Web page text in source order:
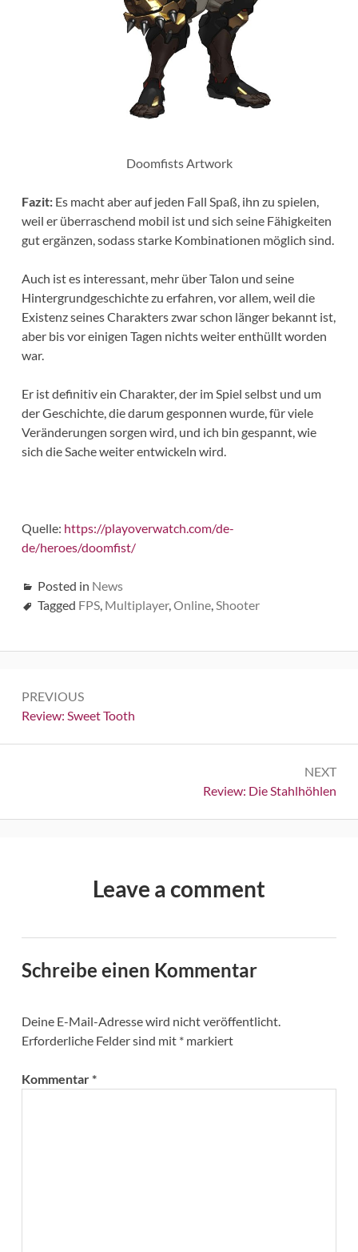
Doomfists Artwork
Fazit:Es macht aber auf jeden Fall Spaß, ihn zu spielen,
weil er überraschend mobil ist und sich seine Fähigkeiten
gut ergänzen, sodass starke Kombinationen möglich sind.
Auch ist es interessant, mehr über Talon und seine
Hintergrundgeschichte zu erfahren, vor allem, weil die
Existenz seines Charakters zwar schon länger bekannt ist,
aber bis vor einigen Tagen nichts weiter enthüllt worden
war.
Er ist definitiv ein Charakter, der im Spiel selbst und um
der Geschichte, die darum gesponnen wurde, für viele
Veränderungen sorgen wird, und ich bin gespannt, wie
sich die Sache weiter entwickeln wird.
Quelle: https://playoverwatch.com/de-
de/heroes/doomfist/
Posted in News
Tagged FPS, Multiplayer, Online, Shooter
Navigation
PREVIOUS
Previous:
Review: Sweet Tooth
NEXT
Next:
Review: Die Stahlhöhlen
Leave a comment
Schreibe einen Kommentar
Deine E-Mail-Adresse wird nicht veröffentlicht.
Erforderliche Felder sind mit *markiert
Kommentar*